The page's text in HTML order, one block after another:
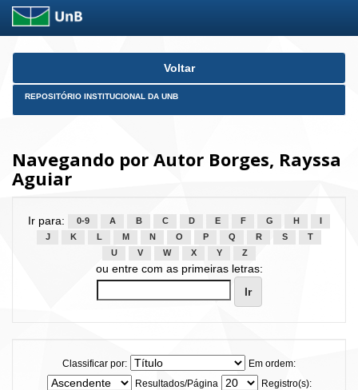
Skip
Voltar
REPOSITÓRIO INSTITUCIONAL DA UNB
Navegando por Autor Borges, Rayssa
Aguiar
Ir para: 0-9 A B C D E F G H
J
K L M N O P Q R S
T
U
V W X Y Z
ou entre com as primeiras letras:
Classificar por:
Em ordem:
Resultados/Página
Registro(s):